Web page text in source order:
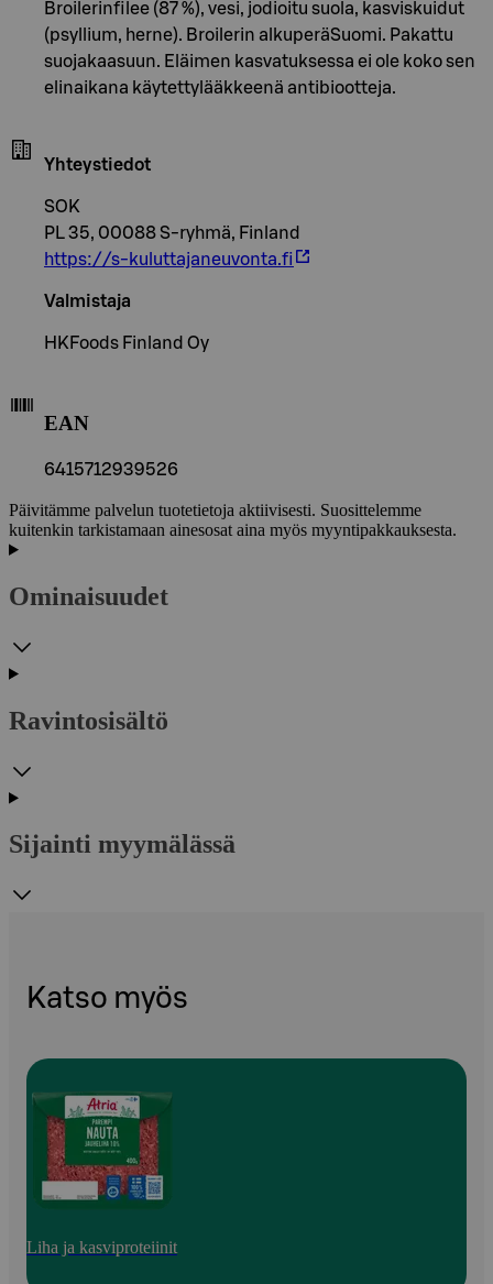
Broilerinfilee (87 %), vesi, jodioitu suola, kasviskuidut
(psyllium, herne). Broilerin alkuperäSuomi. Pakattu
suojakaasuun. Eläimen kasvatuksessa ei ole koko sen
elinaikana käytettylääkkeenä antibiootteja.
Yhteystiedot
SOK
PL 35, 00088 S-ryhmä, Finland
https://s-kuluttajaneuvonta.fi
Valmistaja
HKFoods Finland Oy
EAN
6415712939526
Päivitämme palvelun tuotetietoja aktiivisesti. Suosittelemme
kuitenkin tarkistamaan ainesosat aina myös myyntipakkauksesta.
Ominaisuudet
Ravintosisältö
Sijainti myymälässä
Katso myös
Liha ja kasviproteiinit